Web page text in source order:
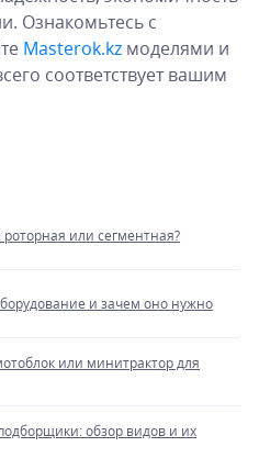
Ознакомьтесь с
Masterok.kz моделями и
соответствует вашим
или сегментная?
и зачем оно нужно
или минитрактор для
обзор видов и их